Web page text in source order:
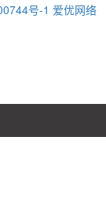
号-1 爱优网络